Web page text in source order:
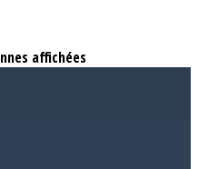
affichées